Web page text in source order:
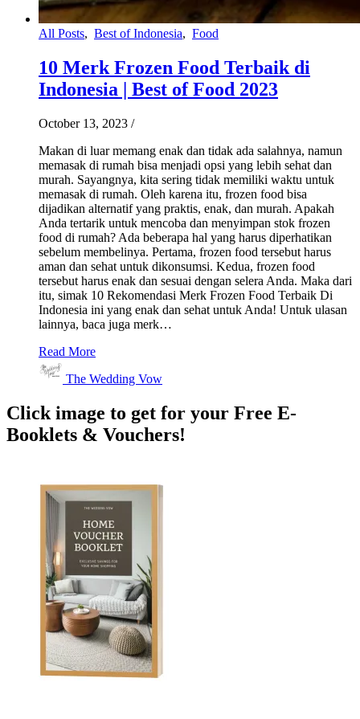
All Posts, Best of Indonesia, Food
10 Merk Frozen Food Terbaik di
Indonesia | Best of Food 2023
October 13, 2023 /
Makan di luar memang enak dan tidak ada salahnya, namun
memasak di rumah bisa menjadi opsi yang lebih sehat dan
murah. Sayangnya, kita sering tidak memiliki waktu untuk
memasak di rumah. Oleh karena itu, frozen food bisa
dijadikan alternatif yang praktis, enak, dan murah. Apakah
Anda tertarik untuk mencoba dan menyimpan stok frozen
food di rumah? Ada beberapa hal yang harus diperhatikan
sebelum membelinya. Pertama, frozen food tersebut harus
aman dan sehat untuk dikonsumsi. Kedua, frozen food
tersebut harus enak dan sesuai dengan selera Anda. Maka dari
itu, simak 10 Rekomendasi Merk Frozen Food Terbaik Di
Indonesia ini yang enak dan sehat untuk Anda! Untuk ulasan
lainnya, baca juga merk…
Read More
The Wedding Vow
Click image to get for your Free E-
Booklets & Vouchers!